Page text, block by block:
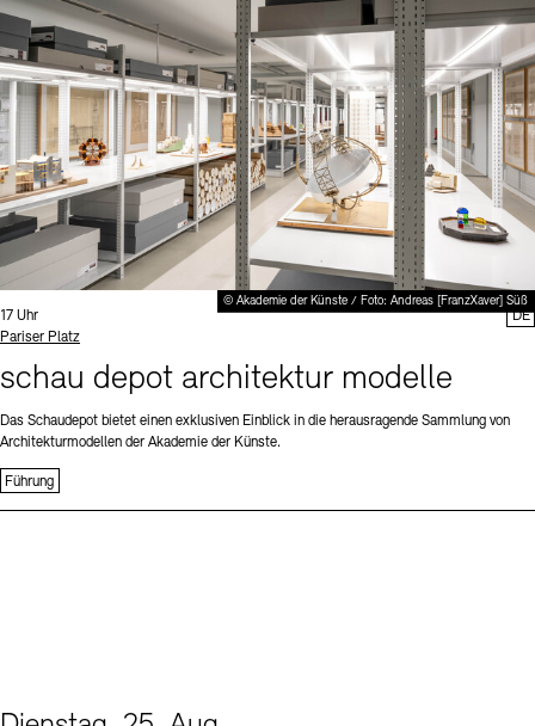
© Akademie der Künste / Foto: Andreas [FranzXaver] Süß
Uhrzeit:
17 Uhr
Standort
Pariser Platz
schau depot architektur modelle
Das Schaudepot bietet einen exklusiven Einblick in die herausragende Sammlung von
Architekturmodellen der Akademie der Künste.
Führung
DE